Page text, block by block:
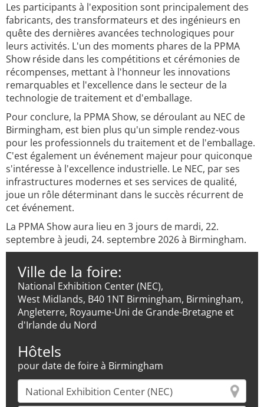
Les participants à l'exposition sont principalement des
fabricants, des transformateurs et des ingénieurs en
quête des dernières avancées technologiques pour
leurs activités. L'un des moments phares de la PPMA
Show réside dans les compétitions et cérémonies de
récompenses, mettant à l'honneur les innovations
remarquables et l'excellence dans le secteur de la
technologie de traitement et d'emballage.
Pour conclure, la PPMA Show, se déroulant au NEC de
Birmingham, est bien plus qu'un simple rendez-vous
pour les professionnels du traitement et de l'emballage.
C'est également un événement majeur pour quiconque
s'intéresse à l'excellence industrielle. Le NEC, par ses
infrastructures modernes et ses services de qualité,
joue un rôle déterminant dans le succès récurrent de
cet événement.
La PPMA Show aura lieu en 3 jours de mardi, 22.
septembre à jeudi, 24. septembre 2026 à Birmingham.
Ville de la foire:
National Exhibition Center (NEC),
West Midlands, B40 1NT Birmingham, Birmingham,
Angleterre, Royaume-Uni de Grande-Bretagne et
d'Irlande du Nord
Hôtels
pour date de foire à Birmingham